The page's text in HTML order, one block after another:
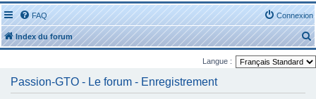
FAQ Connexion
Index du forum
e
c
Langue :
Passion-GTO - Le forum - Enregistrement